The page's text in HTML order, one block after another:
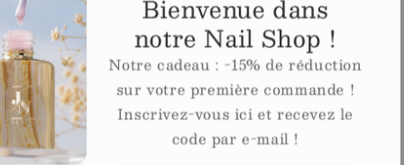
notre Nail Shop !
Notre cadeau : -15% de réduction
sur votre première commande !
Inscrivez-vous ici et recevez le
code par e-mail !
de Fully 63
info@ecoledelongle.ch
+41 27 307 18 18
+41 78 615 23 60